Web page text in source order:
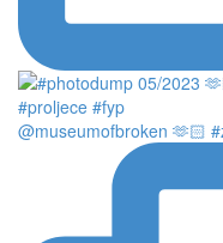
@museumofbroken 🫶🏻